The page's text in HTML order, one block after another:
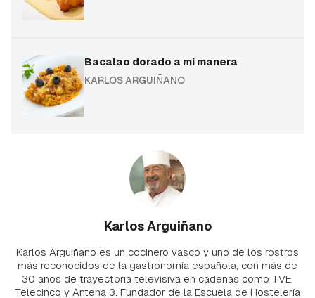
Bacalao dorado a mi manera
KARLOS ARGUIÑANO
Karlos Arguiñano
Karlos Arguiñano es un cocinero vasco y uno de los rostros
más reconocidos de la gastronomía española, con más de
30 años de trayectoria televisiva en cadenas como TVE,
Telecinco y Antena 3. Fundador de la Escuela de Hostelería